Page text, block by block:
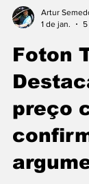
Artur
1 de jan.
5
Foton